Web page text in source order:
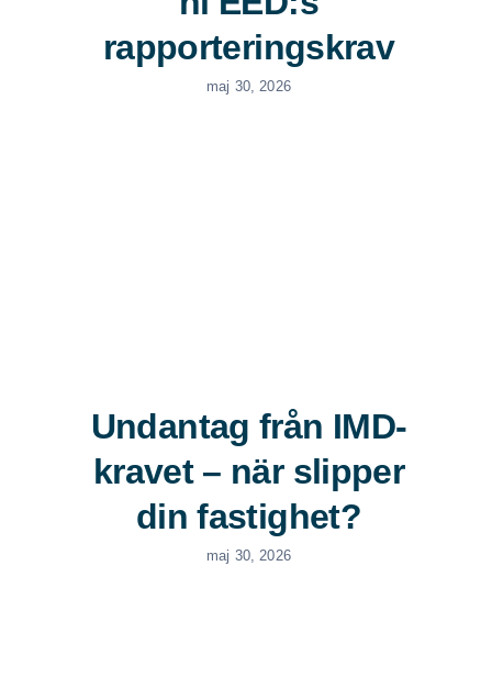
rapporteringskrav
maj 30, 2026
Undantag från IMD-
kravet – när slipper
din fastighet?
maj 30, 2026